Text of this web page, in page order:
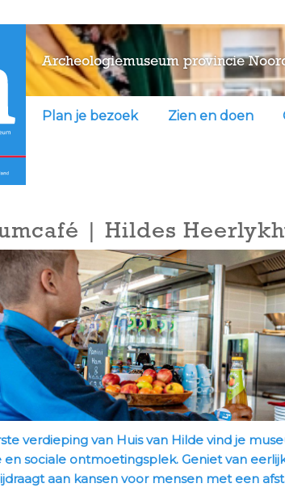
Archeologiemuseum provincie
Plan je bezoek Zien en doen
| Hildes
verdieping van Huis van Hilde vind je
en sociale ontmoetingsplek. Geniet van
aan kansen voor mensen met een